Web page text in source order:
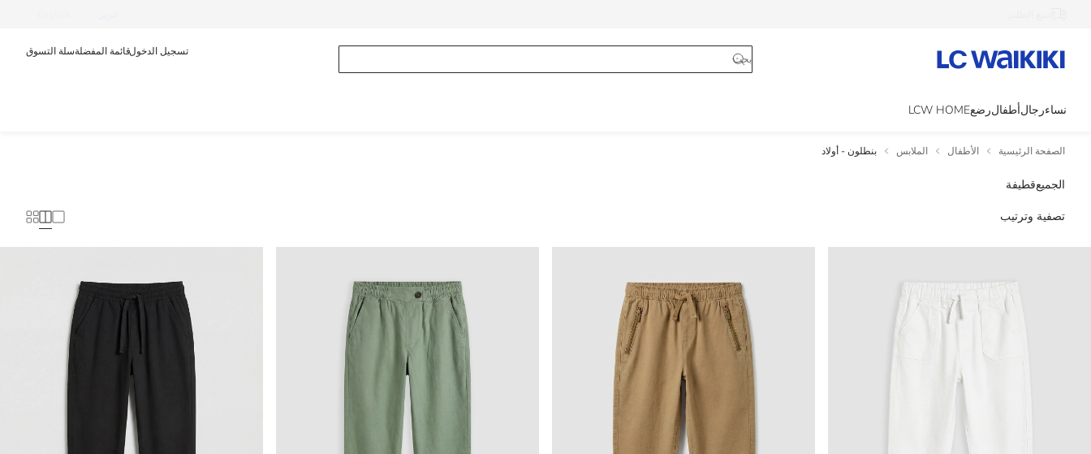
تسجيل الدخولقائمة المفضلةسلة التسوق
نساءرجالأطفالرضعLCW HOME
الصفحة الرئيسية الأطفال الملابس بنطلون - أولاد
الجميعقطيفة
تصفية وترتيب